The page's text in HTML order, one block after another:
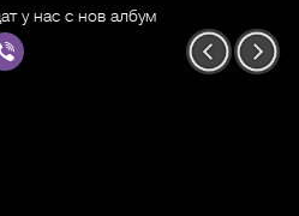
у нас с нов албум